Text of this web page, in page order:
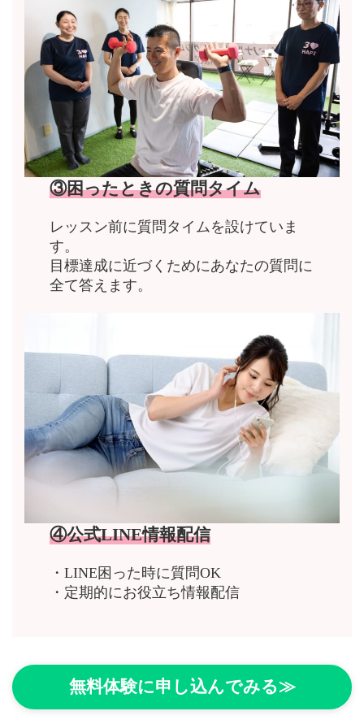
③困ったときの質問タイム
レッスン前に質問タイムを設けていま
す。
目標達成に近づくためにあなたの質問に
全て答えます。
④公式LINE情報配信
・LINE困った時に質問OK
・定期的にお役立ち情報配信
無料体験に申し込んでみる≫